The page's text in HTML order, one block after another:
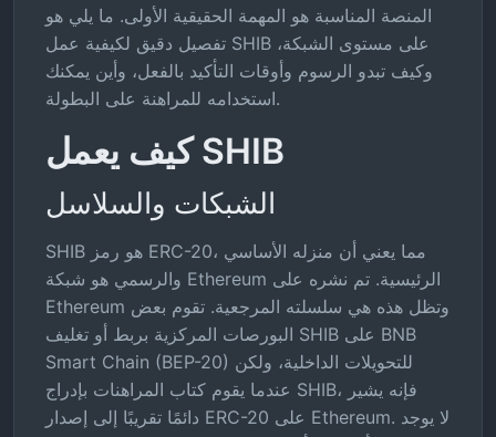
المنصة المناسبة هو المهمة الحقيقية الأولى. ما يلي هو
تفصيل دقيق لكيفية عمل SHIB على مستوى الشبكة،
وكيف تبدو الرسوم وأوقات التأكيد بالفعل، وأين يمكنك
استخدامه للمراهنة على البطولة.
كيف يعمل SHIB
الشبكات والسلاسل
SHIB هو رمز ERC-20، مما يعني أن منزله الأساسي
والرسمي هو شبكة Ethereum الرئيسية. تم نشره على
Ethereum وتظل هذه هي سلسلته المرجعية. تقوم بعض
البورصات المركزية بربط أو تغليف SHIB على BNB
Smart Chain (BEP-20) للتحويلات الداخلية، ولكن
عندما يقوم كتاب المراهنات بإدراج SHIB، فإنه يشير
دائمًا تقريبًا إلى إصدار ERC-20 على Ethereum. لا يوجد